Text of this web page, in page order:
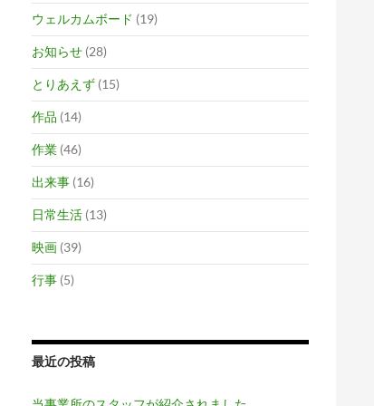
ウェルカムボード (19)
お知らせ (28)
とりあえず (15)
作品 (14)
作業 (46)
出来事 (16)
日常生活 (13)
映画 (39)
行事 (5)
最近の投稿